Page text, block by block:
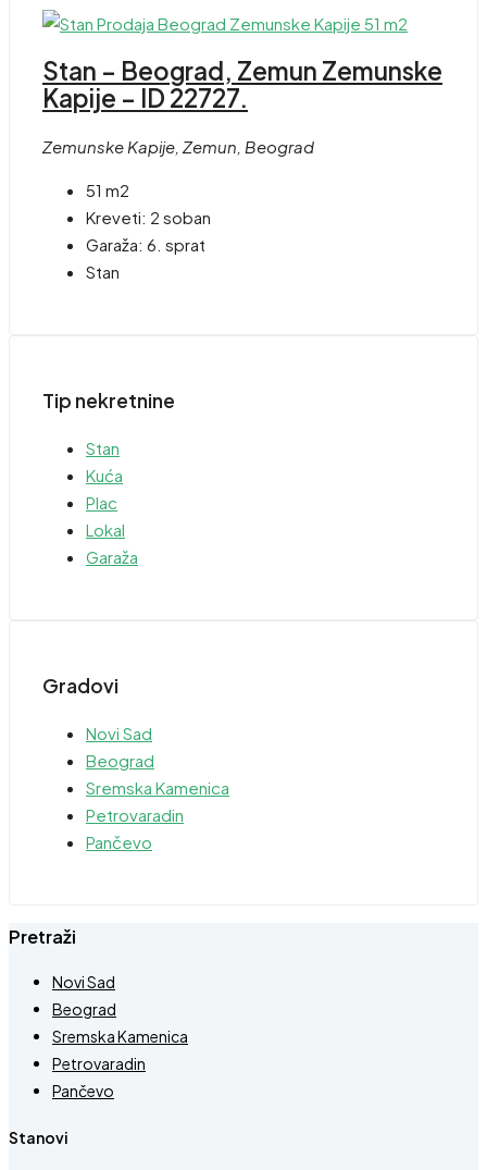
Stan – Beograd, Zemun Zemunske
Kapije – ID 22727.
Zemunske Kapije, Zemun, Beograd
51 m2
Kreveti: 2 soban
Garaža: 6. sprat
Stan
Tip nekretnine
Stan
Kuća
Plac
Lokal
Garaža
Gradovi
Novi Sad
Beograd
Sremska Kamenica
Petrovaradin
Pančevo
Pretraži
Novi Sad
Beograd
Sremska Kamenica
Petrovaradin
Pančevo
Stanovi